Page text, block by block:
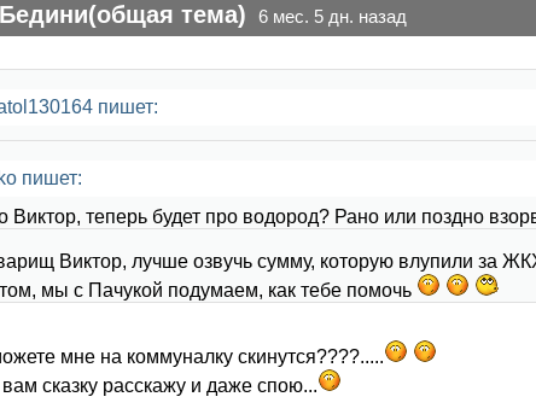
тема) 6 мес. 5 дн. назад
пишет:
пишет:
Виктор, теперь будет про водород? Рано или поздно
Виктор, лучше озвучь сумму, которую влупили за
мы с Пачукой подумаем, как тебе помочь
мне на коммуналку скинутся????.....
сказку расскажу и даже спою...